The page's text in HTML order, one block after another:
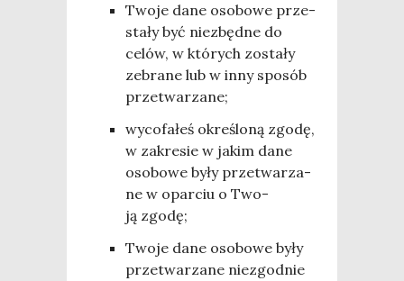
Two­je dane oso­bo­we prze­
sta­ły być nie­zbęd­ne do
celów, w któ­rych zosta­ły
zebra­ne lub w inny spo­sób
przetwarzane;
wyco­fa­łeś okre­ślo­ną zgo­dę,
w zakre­sie w jakim dane
oso­bo­we były prze­twa­rza­
ne w opar­ciu o Two­
ją zgodę;
Two­je dane oso­bo­we były
prze­twa­rza­ne nie­zgod­nie